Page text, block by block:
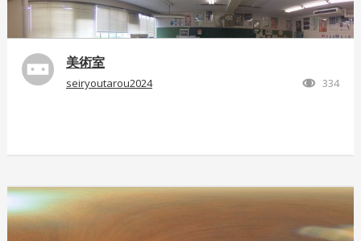
美術室
seiryoutarou2024 334